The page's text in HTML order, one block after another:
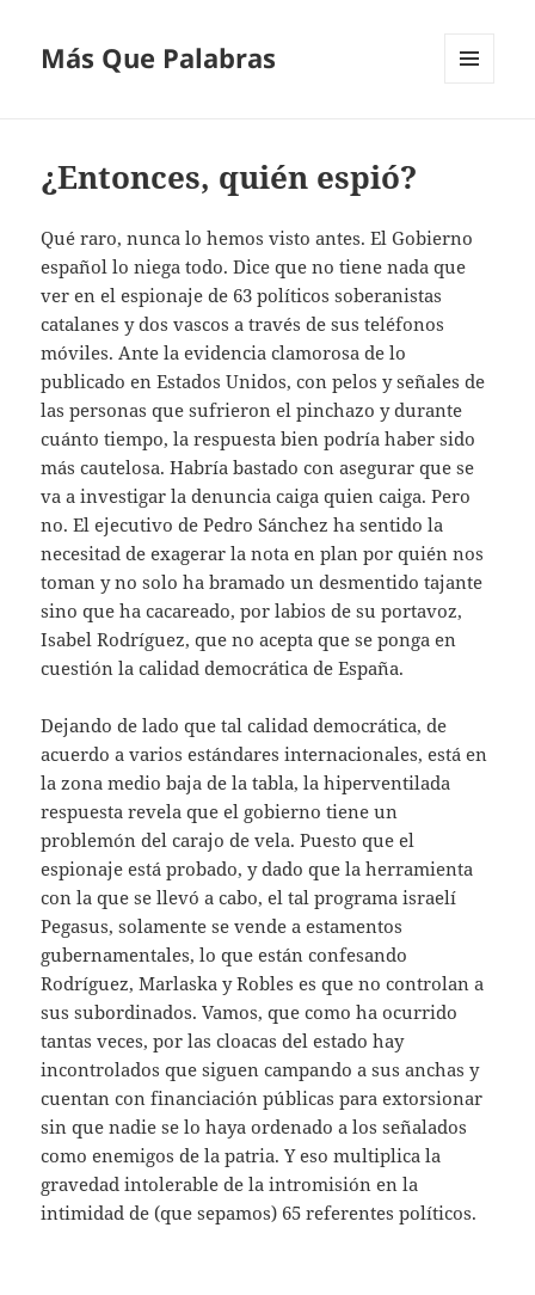
Más Que Palabras
¿Entonces, quién espió?
Qué raro, nunca lo hemos visto antes. El Gobierno
español lo niega todo. Dice que no tiene nada que
ver en el espionaje de 63 políticos soberanistas
catalanes y dos vascos a través de sus teléfonos
móviles. Ante la evidencia clamorosa de lo
publicado en Estados Unidos, con pelos y señales de
las personas que sufrieron el pinchazo y durante
cuánto tiempo, la respuesta bien podría haber sido
más cautelosa. Habría bastado con asegurar que se
va a investigar la denuncia caiga quien caiga. Pero
no. El ejecutivo de Pedro Sánchez ha sentido la
necesitad de exagerar la nota en plan por quién nos
toman y no solo ha bramado un desmentido tajante
sino que ha cacareado, por labios de su portavoz,
Isabel Rodríguez, que no acepta que se ponga en
cuestión la calidad democrática de España.
Dejando de lado que tal calidad democrática, de
acuerdo a varios estándares internacionales, está en
la zona medio baja de la tabla, la hiperventilada
respuesta revela que el gobierno tiene un
problemón del carajo de vela. Puesto que el
espionaje está probado, y dado que la herramienta
con la que se llevó a cabo, el tal programa israelí
Pegasus, solamente se vende a estamentos
gubernamentales, lo que están confesando
Rodríguez, Marlaska y Robles es que no controlan a
sus subordinados. Vamos, que como ha ocurrido
tantas veces, por las cloacas del estado hay
incontrolados que siguen campando a sus anchas y
cuentan con financiación públicas para extorsionar
sin que nadie se lo haya ordenado a los señalados
como enemigos de la patria. Y eso multiplica la
gravedad intolerable de la intromisión en la
intimidad de (que sepamos) 65 referentes políticos.